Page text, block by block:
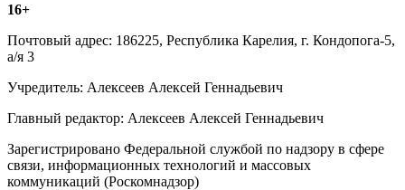
16+
Почтовый адрес: 186225, Республика Карелия, г. Кондопога-5,
а/я 3
Учредитель: Алексеев Алексей Геннадьевич
Главный редактор: Алексеев Алексей Геннадьевич
Зарегистрировано Федеральной службой по надзору в сфере
связи, информационных технологий и массовых
коммуникаций (Роскомнадзор)